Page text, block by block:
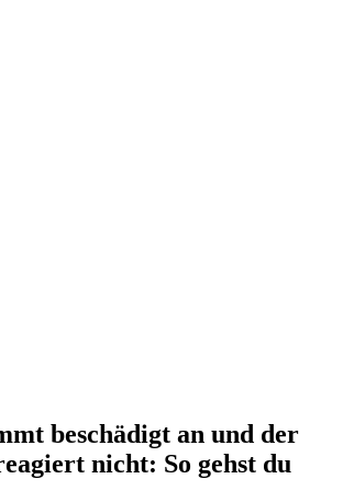
beschädigt an und der
nicht: So gehst du